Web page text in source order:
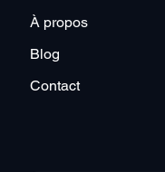
À propos
Blog
Contact